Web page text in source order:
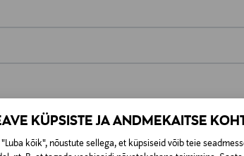
KÜPSISTE JA ANDMEKAITSE
"Luba kõik", nõustute sellega, et küpsiseid võib teie
Tagastatavad suletud pakendis kosmeetika- ja
KA